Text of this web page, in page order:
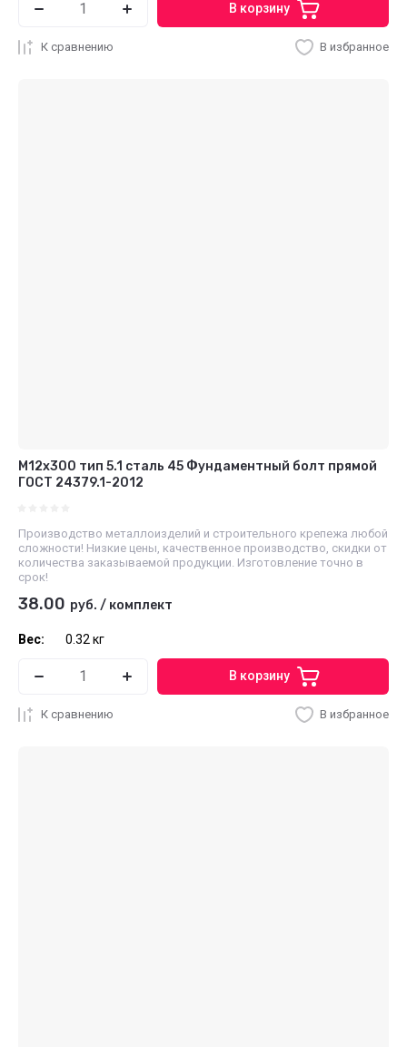
В корзину
К сравнению В избранное
М12x300 тип 5.1 сталь 45 Фундаментный болт прямой
ГОСТ 24379.1-2012
Производство металлоизделий и строительного крепежа любой
сложности! Низкие цены, качественное производство, скидки от
количества заказываемой продукции. Изготовление точно в
срок!
38.00 руб. / комплект
Вес: 0.32 кг
В корзину
К сравнению В избранное